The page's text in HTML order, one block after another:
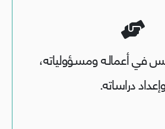
في أعمالـه ومسـؤولياته،
دراسـاته.